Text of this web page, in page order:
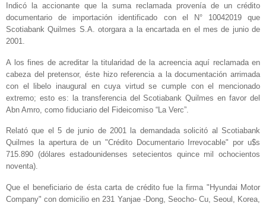
Indicó la accionante que la suma reclamada provenía de un crédito
documentario de importación identificado con el N° 10042019 que
Scotiabank Quilmes S.A. otorgara a la encartada en el mes de junio de
2001.
A los fines de acreditar la titularidad de la acreencia aquí reclamada en
cabeza del pretensor, éste hizo referencia a la documentación arrimada
con el libelo inaugural en cuya virtud se cumple con el mencionado
extremo; esto es: la transferencia del Scotiabank Quilmes en favor del
Abn Amro, como fiduciario del Fideicomiso “La Verc”.
Relató que el 5 de junio de 2001 la demandada solicitó al Scotiabank
Quilmes la apertura de un "Crédito Documentario Irrevocable" por u$s
715.890 (dólares estadounidenses setecientos quince mil ochocientos
noventa).
Que el beneficiario de ésta carta de crédito fue la firma "Hyundai Motor
Company" con domicilio en 231 Yanjae -Dong, Seocho- Cu, Seoul, Korea,